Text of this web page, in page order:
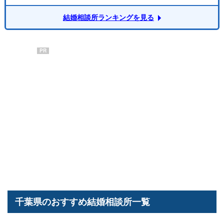
結婚相談所ランキングを見る
PR
千葉県のおすすめ結婚相談所一覧